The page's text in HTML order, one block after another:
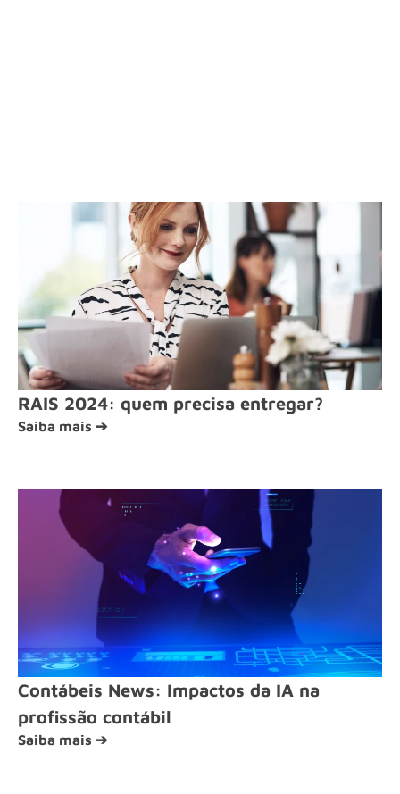
RAIS 2024: quem precisa entregar?
Saiba mais ➔
Contábeis News: Impactos da IA na
profissão contábil
Saiba mais ➔